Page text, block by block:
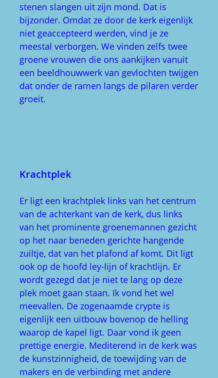
stenen slangen uit zijn mond. Dat is
bijzonder. Omdat ze door de kerk eigenlijk
niet geaccepteerd werden, vind je ze
meestal verborgen. We vinden zelfs twee
groene vrouwen die ons aankijken vanuit
een beeldhouwwerk van gevlochten twijgen
dat onder de ramen langs de pilaren verder
groeit.
Krachtplek
Er ligt een krachtplek links van het centrum
van de achterkant van de kerk, dus links
van het prominente groenemannen gezicht
op het naar beneden gerichte hangende
zuiltje, dat van het plafond af komt. Dit ligt
ook op de hoofd ley-lijn of krachtlijn. Er
wordt gezegd dat je niet te lang op deze
plek moet gaan staan. Ik vond het wel
meevallen. De zogenaamde crypte is
eigenlijk een uitbouw bovenop de helling
waarop de kapel ligt. Daar vond ik geen
prettige energie. Mediterend in de kerk was
de kunstzinnigheid, de toewijding van de
makers en de verbinding met andere